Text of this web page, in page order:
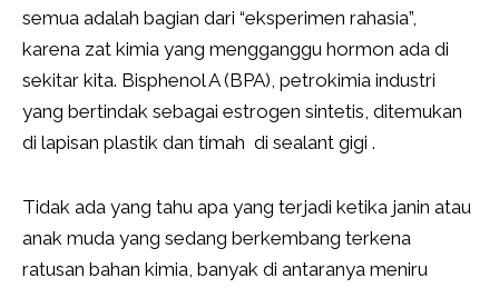
semua adalah bagian dari “eksperimen rahasia”,
karena zat kimia yang mengganggu hormon ada di
sekitar kita. Bisphenol A (BPA), petrokimia industri
yang bertindak sebagai estrogen sintetis, ditemukan
di lapisan plastik dan timah di sealant gigi .
Tidak ada yang tahu apa yang terjadi ketika janin atau
anak muda yang sedang berkembang terkena
ratusan bahan kimia, banyak di antaranya meniru